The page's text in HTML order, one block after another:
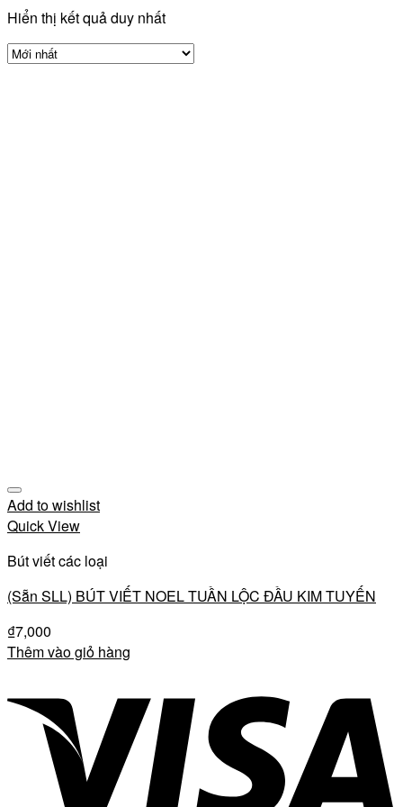
Hiển thị kết quả duy nhất
Add to wishlist
Quick View
Bút viết các loại
(Sẵn SLL) BÚT VIẾT NOEL TUẦN LỘC ĐẦU KIM TUYẾN
₫7,000
Thêm vào giỏ hàng